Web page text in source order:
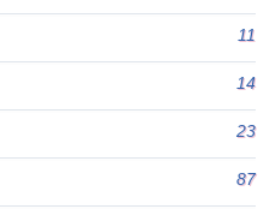
11
14
23
87